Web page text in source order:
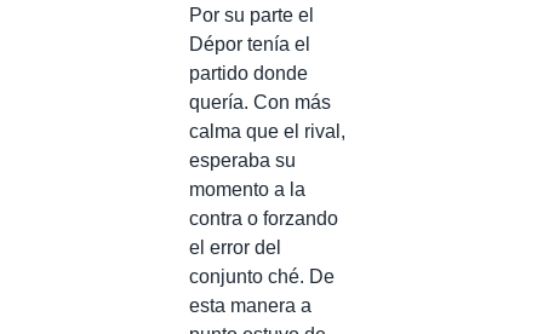
Por su parte el
Dépor tenía el
partido donde
quería. Con más
calma que el rival,
esperaba su
momento a la
contra o forzando
el error del
conjunto ché. De
esta manera a